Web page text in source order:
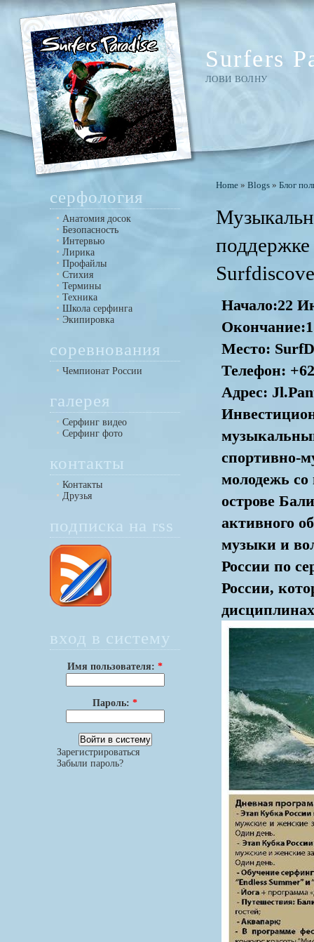
Surfers
ЛОВИ ВОЛНУ
серфология
Анатомия досок
Безопасность
Интервью
Лирика
Профайлы
Стихия
Термины
Техника
Школа серфинга
Экипировка
соревнования
Чемпионат России
галерея
Серфинг видео
Серфинг фото
контакты
Контакты
Друзья
подписка на rss
вход в систему
Имя пользователя:*
Пароль:*
Зарегистрироваться
Забыли пароль?
Home »Blogs »Блог
Начало:22
Место:
Телефон:
Адрес:
спортивно-
молодежь со
острове
активного
музыки и
России по
России,